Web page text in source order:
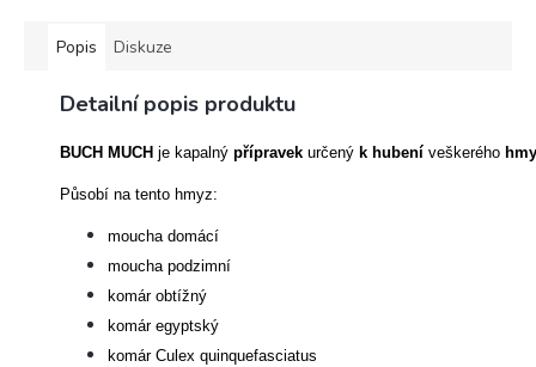
Popis Diskuze
Detailní popis produktu
BUCH MUCH je kapalný přípravek určený k hubení veškerého
Působí na tento hmyz:
moucha domácí
moucha podzimní
komár obtížný
komár egyptský
komár Culex quinquefasciatus